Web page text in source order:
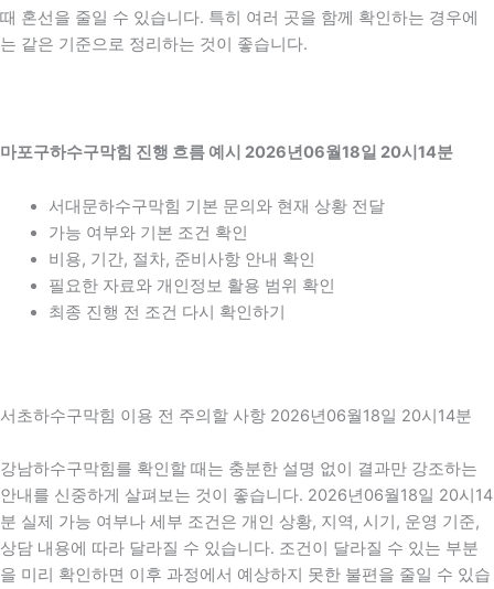
때 혼선을 줄일 수 있습니다. 특히 여러 곳을 함께 확인하는 경우에
는 같은 기준으로 정리하는 것이 좋습니다.
마포구하수구막힘 진행 흐름 예시 2026년06월18일 20시14분
서대문하수구막힘 기본 문의와 현재 상황 전달
가능 여부와 기본 조건 확인
비용, 기간, 절차, 준비사항 안내 확인
필요한 자료와 개인정보 활용 범위 확인
최종 진행 전 조건 다시 확인하기
서초하수구막힘 이용 전 주의할 사항 2026년06월18일 20시14분
강남하수구막힘를 확인할 때는 충분한 설명 없이 결과만 강조하는
안내를 신중하게 살펴보는 것이 좋습니다. 2026년06월18일 20시14
분 실제 가능 여부나 세부 조건은 개인 상황, 지역, 시기, 운영 기준,
상담 내용에 따라 달라질 수 있습니다. 조건이 달라질 수 있는 부분
을 미리 확인하면 이후 과정에서 예상하지 못한 불편을 줄일 수 있습